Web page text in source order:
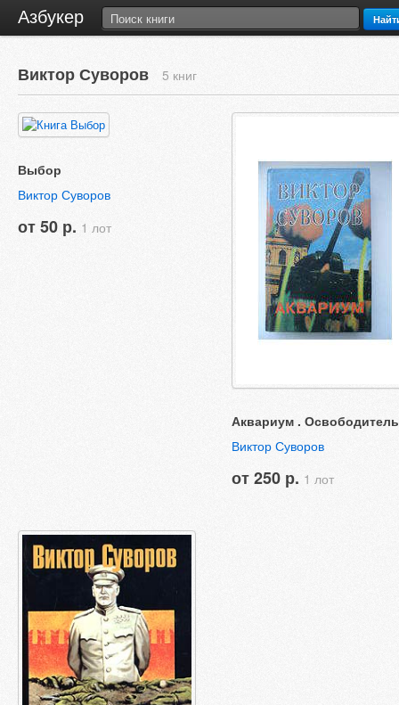
Азбукер
Виктор Суворов 5 книг
Выбор
Виктор Суворов
от 50 р. 1 лот
Аквариум .
Виктор Суворов
от 250 р. 1 лот